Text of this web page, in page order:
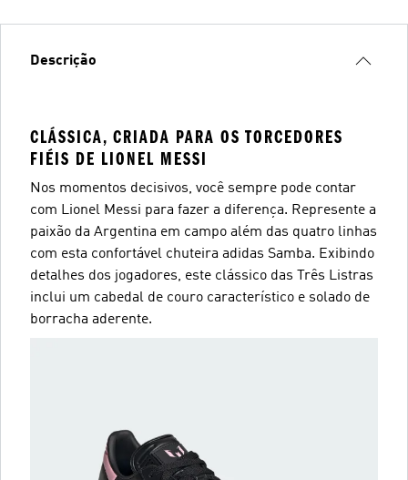
Descrição
CLÁSSICA, CRIADA PARA OS TORCEDORES
FIÉIS DE LIONEL MESSI
Nos momentos decisivos, você sempre pode contar
com Lionel Messi para fazer a diferença. Represente a
paixão da Argentina em campo além das quatro linhas
com esta confortável chuteira adidas Samba. Exibindo
detalhes dos jogadores, este clássico das Três Listras
inclui um cabedal de couro característico e solado de
borracha aderente.